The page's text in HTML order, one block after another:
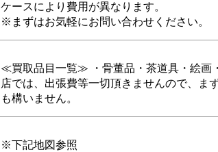
ケースにより費用が異なります。
※まずはお気軽にお問い合わせください。
≪買取品目一覧≫ ・骨董品・茶道具・絵画
店では、出張費等一切頂きませんので、ま
も構いません。
※下記地図参照